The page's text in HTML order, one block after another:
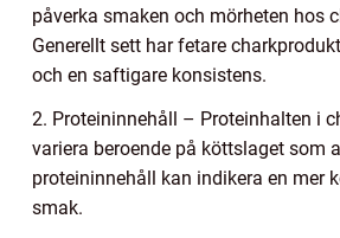
påverka smaken och mörheten hos
Generellt sett har fetare
och en saftigare konsistens.
2. Proteininnehåll – Proteinhalten i
variera beroende på köttslaget som
proteininnehåll kan indikera en mer
smak.